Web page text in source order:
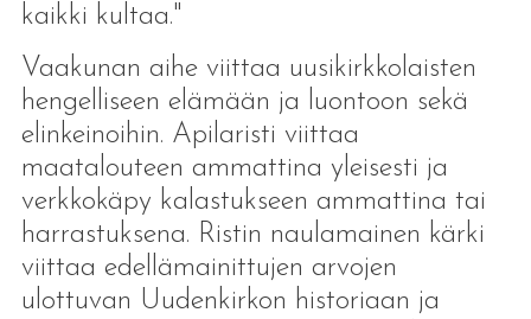
kaikki kultaa."
Vaakunan aihe viittaa uusikirkkolaisten
hengelliseen elämään ja luontoon sekä
elinkeinoihin. Apilaristi viittaa
maatalouteen ammattina yleisesti ja
verkkokäpy kalastukseen ammattina tai
harrastuksena. Ristin naulamainen kärki
viittaa edellämainittujen arvojen
ulottuvan Uudenkirkon historiaan ja